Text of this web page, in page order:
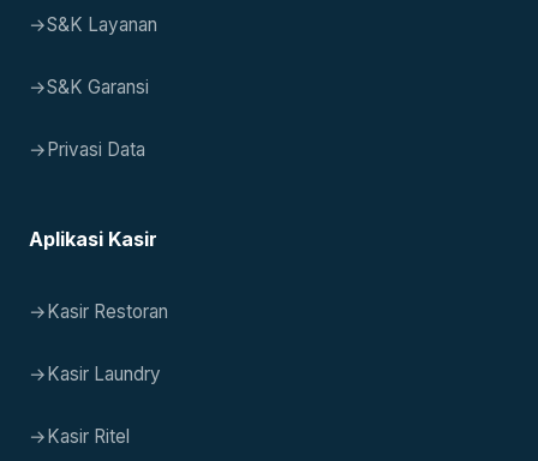
→S&K Layanan
→S&K Garansi
→Privasi Data
Aplikasi Kasir
→Kasir Restoran
→Kasir Laundry
→Kasir Ritel